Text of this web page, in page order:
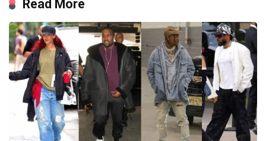
Read More